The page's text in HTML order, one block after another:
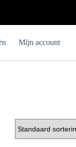
Mijn account